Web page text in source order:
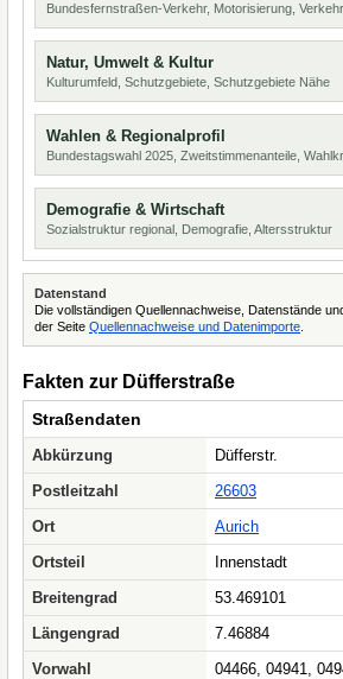
Bundesfernstraßen-Verkehr, Motorisierung,
Natur, Umwelt & Kultur
Kulturumfeld, Schutzgebiete, Schutzgebiete Nähe
Wahlen & Regionalprofil
Bundestagswahl 2025, Zweitstimmenanteile,
Demografie & Wirtschaft
Sozialstruktur regional, Demografie, Altersstruktur
Datenstand
Die vollständigen Quellennachweise, Datenstände
der Seite Quellennachweise und Datenimporte
Fakten zur Düfferstraße
Straßendaten
Abkürzung
Düfferstr.
Postleitzahl
26603
Ort
Aurich
Ortsteil
Innenstadt
Breitengrad
53.469101
Längengrad
7.46884
Vorwahl
04466, 04941,